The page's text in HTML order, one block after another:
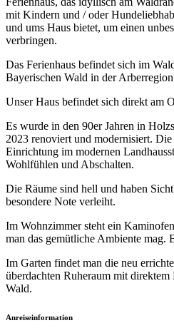
mit Kindern und / oder
und ums Haus bietet, um einen
verbringen.
Das Ferienhaus befindet sich im
Bayerischen Wald in der
Unser Haus befindet sich direkt am
Es wurde in den 90er Jahren in
2023 renoviert und modernisiert.
Einrichtung im modernen
Wohlfühlen und Abschalten.
Die Räume sind hell und haben
besondere Note verleiht.
Im Wohnzimmer steht ein
man das gemütliche Ambiente mag.
Im Garten findet man die neu
überdachten Ruheraum mit
Wald.
Anreiseinformation